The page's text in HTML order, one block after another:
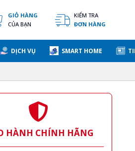
GIỎ HÀNG
CỦA BẠN
KIỂM TRA
ĐƠN HÀNG
DỊCH VỤ SMART HOME
HÀNH CHÍNH HÃNG